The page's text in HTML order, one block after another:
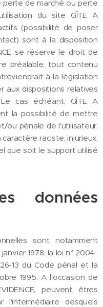
perte de marché ou perte
du site GÎTE A
(possibilité de poser
sont à la disposition
se réserve le droit de
préalable, tout contenu
à la législation
aux dispositions relatives
cas échéant, GÎTE A
la possibilité de mettre
ou pénale de l'utilisateur,
raciste, injurieux,
que soit le support utilisé
données
sont notamment
1978, la loi n° 2004-
13 du Code pénal et la
1995. A l'occasion de
peuvent êtres
desquels